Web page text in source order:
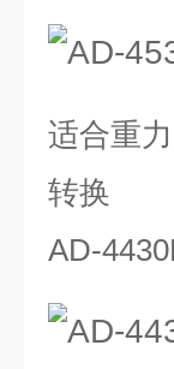
适合重
转换
AD-